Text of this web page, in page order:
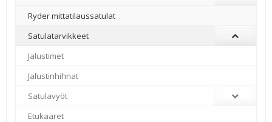
Ryder mittatilaussatulat
Satulatarvikkeet
–
Jalustimet
Jalustinhihnat
Satulavyöt
Etukaaret